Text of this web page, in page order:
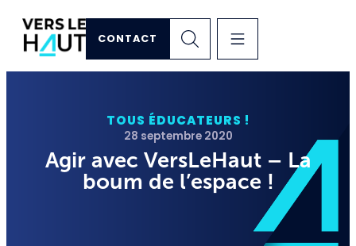
CONTACT
TOUS ÉDUCATEURS !
28 septembre 2020
Agir avec VersLeHaut – La
boum de l’espace !